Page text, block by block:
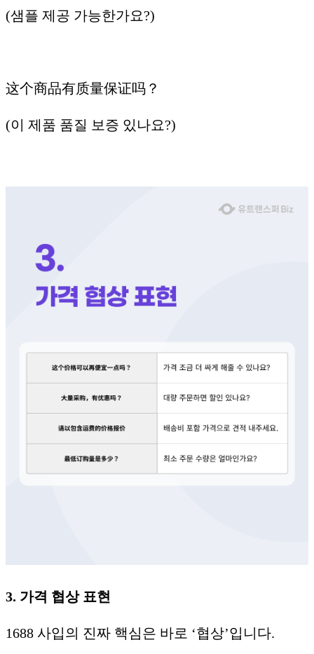
(샘플 제공 가능한가요?)
这个商品有质量保证吗？
(이 제품 품질 보증 있나요?)
3. 가격 협상 표현
1688 사입의 진짜 핵심은 바로 ‘협상’입니다.